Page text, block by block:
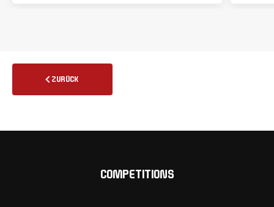
ZURÜCK
COMPETITIONS